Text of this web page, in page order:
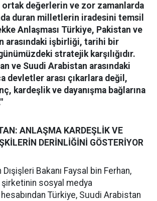
ortak değerlerin ve zor zamanlarda
duran milletlerin iradesini temsil
Anlaşması Türkiye, Pakistan ve
arasındaki işbirliği, tarihi bir
stratejik karşılığıdır.
ve Suudi Arabistan arasındaki
devletler arası çıkarlara değil,
kardeşlik ve dayanışma bağlarına
ANLAŞMA KARDEŞLİK VE
DERİNLİĞİNİ GÖSTERİYOR
Bakanı Faysal bin Ferhan,
sosyal medya
Türkiye, Suudi Arabistan